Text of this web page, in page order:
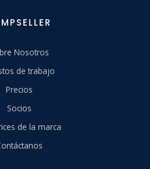
Nosotros
de trabajo
Precios
Socios
de la marca